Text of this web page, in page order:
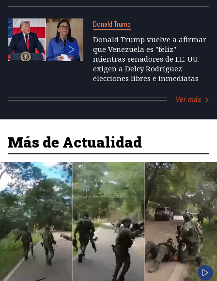
Donald Trump
Donald Trump vuelve a afirmar
que Venezuela es "feliz"
mientras senadores de EE. UU.
exigen a Delcy Rodríguez
elecciones libres e inmediatas
Ver más
Más de Actualidad